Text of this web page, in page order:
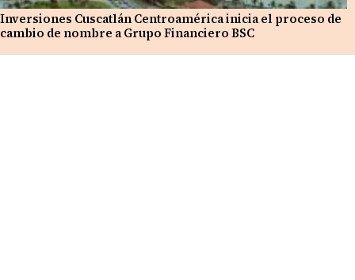
Inversiones Cuscatlán Centroamérica inicia el proceso de
cambio de nombre a Grupo Financiero BSC